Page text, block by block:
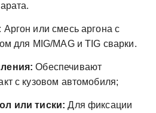
Аргон или смесь аргона с
для MIG/MAG и TIG сварки.
Обеспечивают
с кузовом автомобиля;
или тиски: Для фиксации